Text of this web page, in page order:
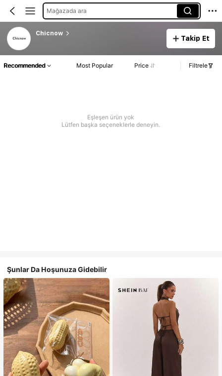
Mağazada ara
Chicnow
Takip Et
Recommended Most Popular Price Filtrele
Eşleşen ürün yok
Lütfen başka seçeneklerle deneyin.
Şunlar Da Hoşunuza Gidebilir